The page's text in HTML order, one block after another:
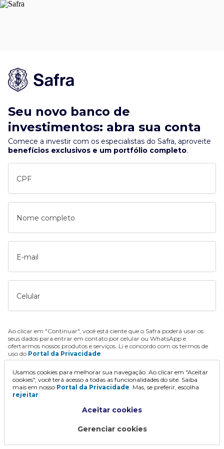
Seu novo banco de
investimentos: abra sua conta
Comece a investir com os especialistas do Safra, aproveite
benefícios exclusivos e um portfólio completo.
CPF
Nome completo
E-mail
Celular
Ao clicar em "Continuar", você está ciente que o Safra poderá usar os
seus dados para entrar em contato por celular ou WhatsApp e
ofertarmos nossos produtos e serviços. Li e concordo com os termos de
uso do Portal da Privacidade.
Continuar
Usamos cookies para melhorar sua navegação. Ao clicar em "Aceitar
cookies", você terá acesso a todas as funcionalidades do site. Saiba
mais em nosso Portal da Privacidade. Mas, se preferir, escolha
rejeitar.
Aceitar cookies
Gerenciar cookies